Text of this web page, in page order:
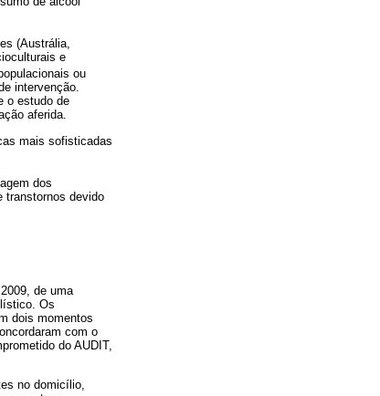
(Austrália,
e
ou
intervenção.
o estudo de
aferida.
mais sofisticadas
dos
transtornos devido
de uma
Os
dois momentos
com o
do AUDIT,
no domicílio,